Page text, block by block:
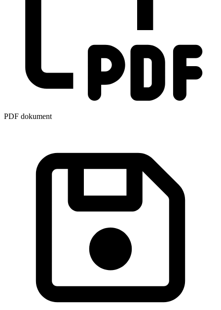
PDF dokument